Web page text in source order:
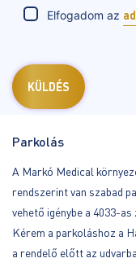
Elfogadom az
Parkolás
A Markó Medical
rendszerint van szabad
vehető igénybe a 4033-
Kérem a parkoláshoz a
a rendelő előtt az